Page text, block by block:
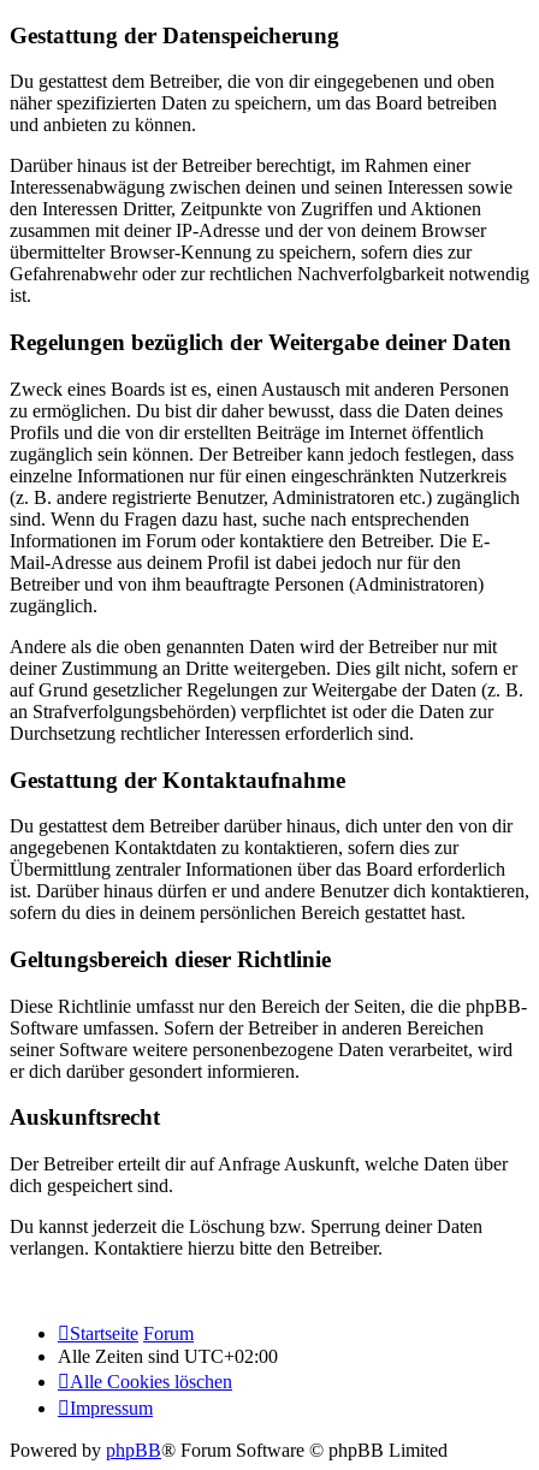
Gestattung der Datenspeicherung
Du gestattest dem Betreiber, die von dir eingegebenen und oben
näher spezifizierten Daten zu speichern, um das Board betreiben
und anbieten zu können.
Darüber hinaus ist der Betreiber berechtigt, im Rahmen einer
Interessenabwägung zwischen deinen und seinen Interessen sowie
den Interessen Dritter, Zeitpunkte von Zugriffen und Aktionen
zusammen mit deiner IP-Adresse und der von deinem Browser
übermittelter Browser-Kennung zu speichern, sofern dies zur
Gefahrenabwehr oder zur rechtlichen Nachverfolgbarkeit notwendig
ist.
Regelungen bezüglich der Weitergabe deiner Daten
Zweck eines Boards ist es, einen Austausch mit anderen Personen
zu ermöglichen. Du bist dir daher bewusst, dass die Daten deines
Profils und die von dir erstellten Beiträge im Internet öffentlich
zugänglich sein können. Der Betreiber kann jedoch festlegen, dass
einzelne Informationen nur für einen eingeschränkten Nutzerkreis
(z. B. andere registrierte Benutzer, Administratoren etc.) zugänglich
sind. Wenn du Fragen dazu hast, suche nach entsprechenden
Informationen im Forum oder kontaktiere den Betreiber. Die E-
Mail-Adresse aus deinem Profil ist dabei jedoch nur für den
Betreiber und von ihm beauftragte Personen (Administratoren)
zugänglich.
Andere als die oben genannten Daten wird der Betreiber nur mit
deiner Zustimmung an Dritte weitergeben. Dies gilt nicht, sofern er
auf Grund gesetzlicher Regelungen zur Weitergabe der Daten (z. B.
an Strafverfolgungsbehörden) verpflichtet ist oder die Daten zur
Durchsetzung rechtlicher Interessen erforderlich sind.
Gestattung der Kontaktaufnahme
Du gestattest dem Betreiber darüber hinaus, dich unter den von dir
angegebenen Kontaktdaten zu kontaktieren, sofern dies zur
Übermittlung zentraler Informationen über das Board erforderlich
ist. Darüber hinaus dürfen er und andere Benutzer dich kontaktieren,
sofern du dies in deinem persönlichen Bereich gestattet hast.
Geltungsbereich dieser Richtlinie
Diese Richtlinie umfasst nur den Bereich der Seiten, die die phpBB-
Software umfassen. Sofern der Betreiber in anderen Bereichen
seiner Software weitere personenbezogene Daten verarbeitet, wird
er dich darüber gesondert informieren.
Auskunftsrecht
Der Betreiber erteilt dir auf Anfrage Auskunft, welche Daten über
dich gespeichert sind.
Du kannst jederzeit die Löschung bzw. Sperrung deiner Daten
verlangen. Kontaktiere hierzu bitte den Betreiber.
Startseite Forum
Alle Zeiten sind UTC+02:00
Alle Cookies löschen
Impressum
Powered by phpBB® Forum Software © phpBB Limited